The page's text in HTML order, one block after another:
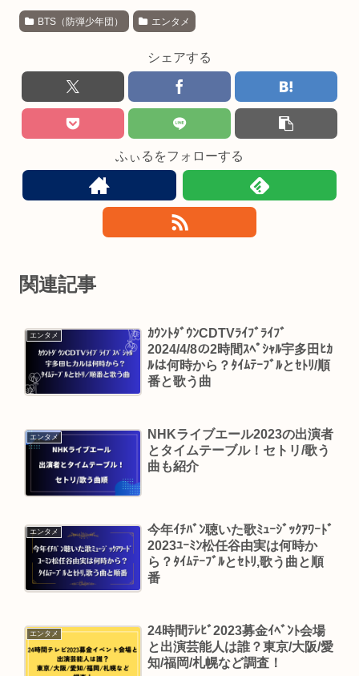
BTS（防弾少年団） エンタメ
シェアする
ふぃるをフォローする
関連記事
エンタメ
ｶｳﾝﾄﾀﾞｳﾝCDTVﾗｲﾌﾞﾗｲﾌﾞ
2024/4/8の2時間ｽﾍﾟｼｬﾙ宇多田ﾋｶ
ﾙは何時から？ﾀｲﾑﾃｰﾌﾞﾙとｾﾄﾘ/順
番と歌う曲
エンタメ
NHKライブエール2023の出演者
とタイムテーブル！セトリ/歌う
曲も紹介
エンタメ
今年ｲﾁﾊﾞﾝ聴いた歌ﾐｭｰｼﾞｯｸｱﾜｰﾄﾞ
2023ﾕｰﾐﾝ松任谷由実は何時か
ら？ﾀｲﾑﾃｰﾌﾞﾙとｾﾄﾘ,歌う曲と順
番
エンタメ
24時間ﾃﾚﾋﾞ2023募金ｲﾍﾞﾝﾄ会場
と出演芸能人は誰？東京/大阪/愛
知/福岡/札幌など調査！